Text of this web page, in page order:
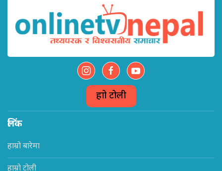
हाम्रो टोली
लिंक
हाम्रो बारेमा
हाम्रो टोली